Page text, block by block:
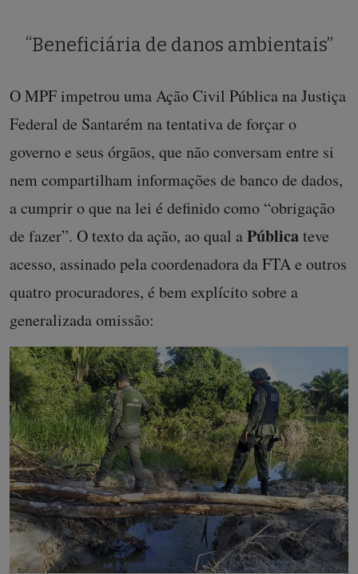
“Beneficiária de danos ambientais”
O MPF impetrou uma Ação Civil Pública na Justiça
Federal de Santarém na tentativa de forçar o
governo e seus órgãos, que não conversam entre si
nem compartilham informações de banco de dados,
a cumprir o que na lei é definido como “obrigação
de fazer”. O texto da ação, ao qual aPúblicateve
acesso, assinado pela coordenadora da FTA e outros
quatro procuradores, é bem explícito sobre a
generalizada omissão: